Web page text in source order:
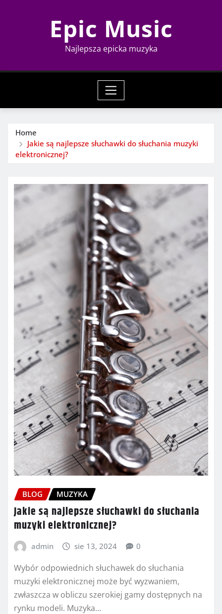
Epic Music
Najlepsza epicka muzyka
Home
Jakie są najlepsze słuchawki do słuchania muzyki
elektronicznej?
BLOG MUZYKA
Jakie są najlepsze słuchawki do słuchania
muzyki elektronicznej?
admin sie 13, 2024 0
Wybór odpowiednich słuchawek do słuchania
muzyki elektronicznej może być wyzwaniem,
zwłaszcza w obliczu szerokiej gamy dostępnych na
rynku modeli. Muzyka…